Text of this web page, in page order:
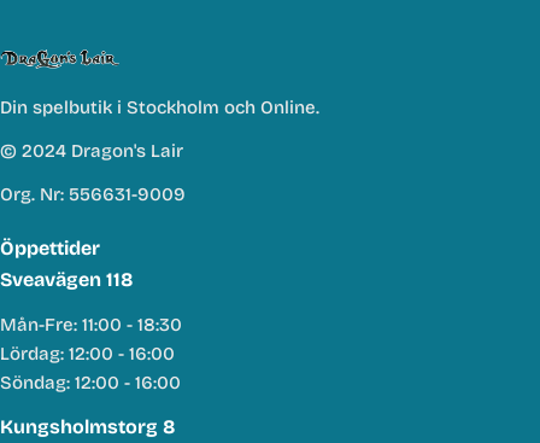
Din spelbutik i Stockholm och Online.
© 2024 Dragon's Lair
Org. Nr: 556631-9009
Öppettider
Sveavägen 118
Mån-Fre: 11:00 - 18:30
Lördag: 12:00 - 16:00
Söndag: 12:00 - 16:00
Kungsholmstorg 8